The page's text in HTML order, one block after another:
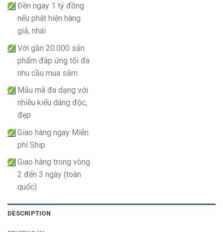
Đền ngay 1 tỷ đồng
nếu phát hiện hàng
giả, nhái
Với gần 20.000 sản
phẩm đáp ứng tối đa
nhu cầu mua sắm
Mẫu mã đa dạng với
nhiều kiểu dáng độc,
đẹp
Giao hàng ngay Miễn
phí Ship
Giao hàng trong vòng
2 đến 3 ngày (toàn
quốc)
DESCRIPTION